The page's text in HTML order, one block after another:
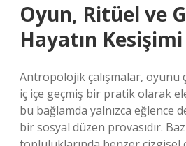
Oyun, Ritüel ve
Hayatın Kesişimi
Antropolojik çalışmalar, oyunu
iç içe geçmiş bir pratik olarak
bu bağlamda yalnızca eğlence
bir sosyal düzen provasıdır.